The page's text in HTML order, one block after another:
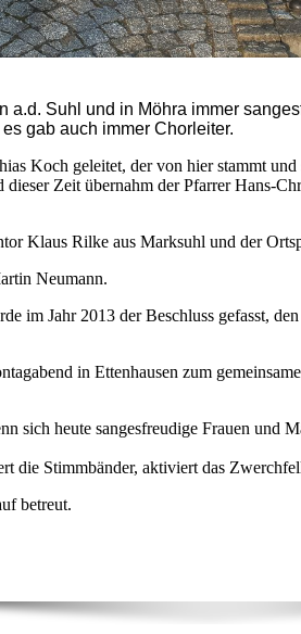
a.d. Suhl und in Möhra immer
gab auch immer Chorleiter.
Koch geleitet, der von hier stammt und
Zeit übernahm der Pfarrer Hans-
Klaus Rilke aus Marksuhl und der
Neumann.
im Jahr 2013 der Beschluss gefasst,
in Ettenhausen zum
sich heute sangesfreudige Frauen und
die Stimmbänder, aktiviert das
betreut.